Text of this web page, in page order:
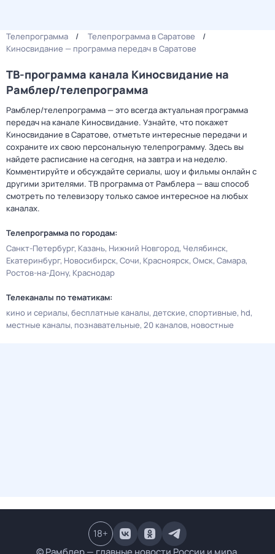
Телепрограмма
Телепрограмма в Саратове
Киносвидание — программа передач в Саратове
ТВ-программа канала Киносвидание на
Рамблер/телепрограмма
Рамблер/телепрограмма — это всегда актуальная программа
передач на канале Киносвидание. Узнайте, что покажет
Киносвидание в Саратове, отметьте интересные передачи и
сохраните их свою персональную телепрограмму. Здесь вы
найдете расписание на сегодня, на завтра и на неделю.
Комментируйте и обсуждайте сериалы, шоу и фильмы онлайн с
другими зрителями. ТВ программа от Рамблера — ваш способ
смотреть по телевизору только самое интересное на любых
каналах.
Телепрограмма по городам:
Санкт-Петербург Казань Нижний Новгород Челябинск
Екатеринбург Новосибирск Сочи Красноярск Омск Самара
Ростов-на-Дону Краснодар
Телеканалы по тематикам:
кино и сериалы бесплатные каналы детские спортивные hd
местные каналы познавательные 20 каналов новостные
18+